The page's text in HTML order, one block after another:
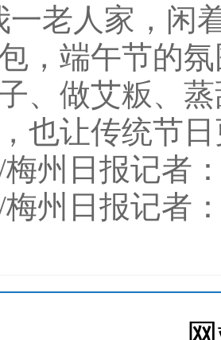
一老人家，闲
，端午节的
、做艾粄、
也让传统节
日报记者
日报记者：